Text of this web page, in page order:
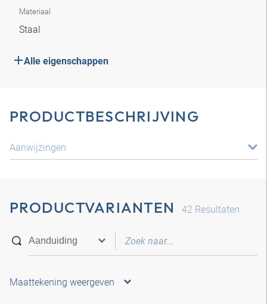
Materiaal
Staal
Alle eigenschappen
PRODUCTBESCHRIJVING
Aanwijzingen
PRODUCTVARIANTEN 42 Resultaten
Maattekening weergeven